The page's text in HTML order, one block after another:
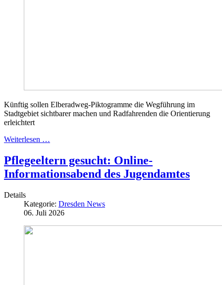
Künftig sollen Elberadweg-Piktogramme die Wegführung im
Stadtgebiet sichtbarer machen und Radfahrenden die Orientierung
erleichtert
Weiterlesen …
Pflegeeltern gesucht: Online-
Informationsabend des Jugendamtes
Details
Kategorie: Dresden News
06. Juli 2026